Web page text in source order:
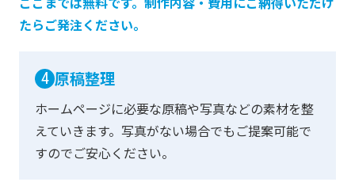
たらご発注ください。
4 原稿整理
ホームページに必要な原稿や写真などの素材を整
えていきます。 写真がない場合でもご提案可能で
すのでご安心ください。